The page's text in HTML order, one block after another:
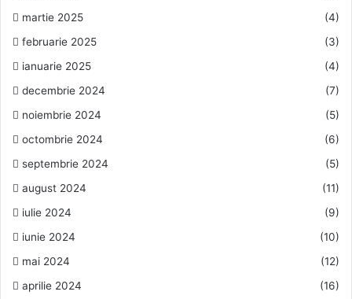
martie 2025
(4)
februarie 2025
(3)
ianuarie 2025
(4)
decembrie 2024
(7)
noiembrie 2024
(5)
octombrie 2024
(6)
septembrie 2024
(5)
august 2024
(11)
iulie 2024
(9)
iunie 2024
(10)
mai 2024
(12)
aprilie 2024
(16)